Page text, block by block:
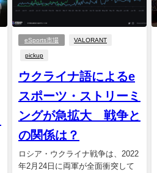
eSports市場 VALORANT
pickup
ウクライナ語によるe
スポーツ・ストリーミ
ングが急拡大 戦争と
の関係は？
ロシア・ウクライナ戦争は、2022
年2月24日に両軍が全面衝突して